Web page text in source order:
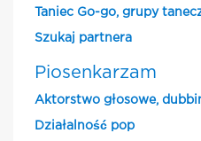
Taniec Go-go, grupy
Szukaj partnera
Piosenkarzam
Aktorstwo głosowe,
Działalność pop